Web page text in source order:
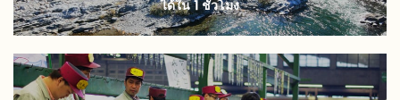
ได้ใน 1 ชั่วโมง